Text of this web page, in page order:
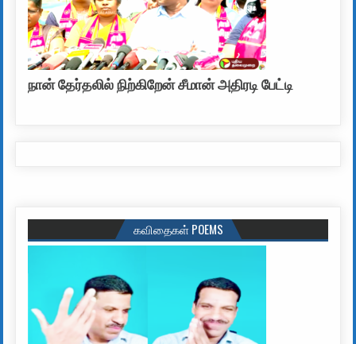
நான் தேர்தலில் நிற்கிறேன் சீமான் அதிரடி பேட்டி
கவிதைகள் POEMS